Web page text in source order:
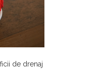
de drenaj